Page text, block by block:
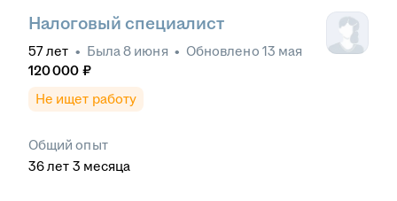
Налоговый специалист
57лет • Была8 июня • Обновлено 13 мая
120 000 ₽
Не ищет работу
Общий опыт
36лет 3 месяца